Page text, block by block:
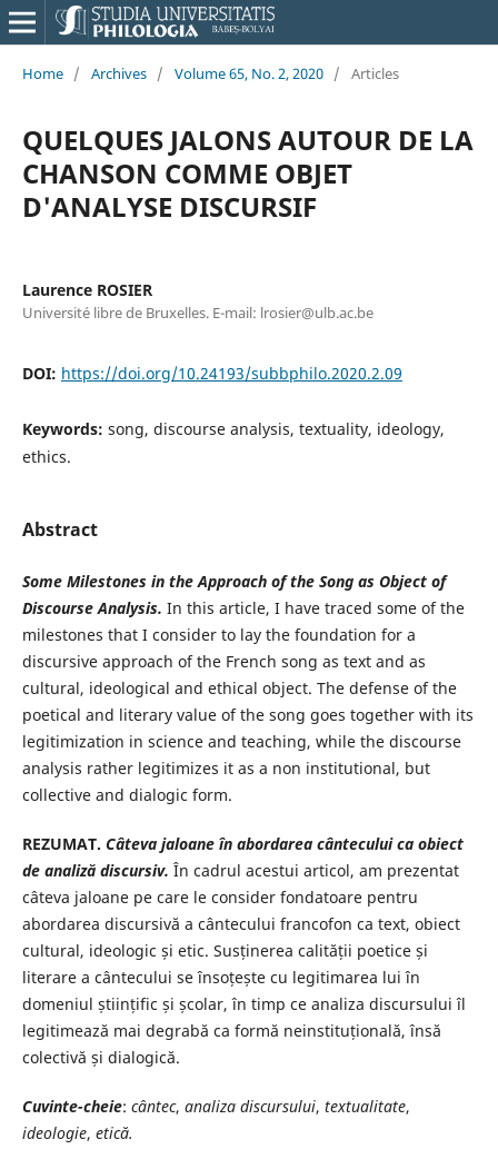
Home / Archives / Volume 65, No. 2, 2020 / Articles
QUELQUES JALONS AUTOUR DE LA
CHANSON COMME OBJET
D'ANALYSE DISCURSIF
Laurence ROSIER
Université libre de Bruxelles. E-mail: lrosier@ulb.ac.be
DOI: https://doi.org/10.24193/subbphilo.2020.2.09
Keywords: song, discourse analysis, textuality, ideology,
ethics.
Abstract
Some Milestones in the Approach of the Song as Object of
Discourse Analysis. In this article, I have traced some of the
milestones that I consider to lay the foundation for a
discursive approach of the French song as text and as
cultural, ideological and ethical object. The defense of the
poetical and literary value of the song goes together with its
legitimization in science and teaching, while the discourse
analysis rather legitimizes it as a non institutional, but
collective and dialogic form.
REZUMAT. Câteva jaloane în abordarea cânteculuica obiect
de analiză discursiv. În cadrul acestui articol, am prezentat
câteva jaloane pe care le consider fondatoare pentru
abordarea discursivă a cântecului francofon ca text, obiect
cultural, ideologic și etic. Susținerea calității poetice și
literare a cântecului se însoțește cu legitimarea lui în
domeniul științific și școlar, în timp ce analiza discursului îl
legitimează mai degrabă ca formă neinstituțională, însă
colectivă și dialogică.
Cuvinte-cheie: cântec, analiza discursului, textualitate,
ideologie, etică.